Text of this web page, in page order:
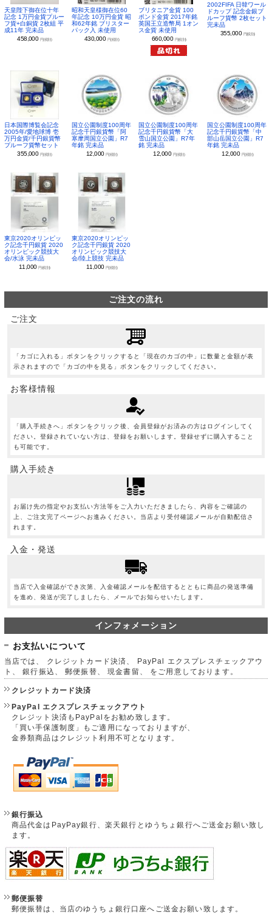
天皇陛下御在位十年
記念 1万円金貨プルー
フ貨+白銅貨 2枚組 平
成11年 完未品
458,000 円(税別)
昭和天皇様御在位60
年記念 10万円金貨 昭
和62年銘 ブリスター
パック入 未使用
430,000 円(税別)
ブリタニア金貨 100
ポンド金貨 2017年銘
英国王立造幣局 1オン
ス金貨 未使用
660,000 円(税別)
2002FIFA 日韓ワール
ドカップ 記念金銀プ
ルーフ貨幣 2枚セット
完未品
355,000 円(税別)
日本国際博覧会記念
2005年/愛地球博 壱
万円金貨/千円銀貨幣
プルーフ貨幣セット
355,000 円(税別)
国立公園制度100周年
記念千円銀貨幣「阿
寒摩周国立公園」R7
年銘 完未品
12,000 円(税別)
国立公園制度100周年
記念千円銀貨幣「大
雪山国立公園」R7年
銘 完未品
12,000 円(税別)
国立公園制度100周年
記念千円銀貨幣「中
部山岳国立公園」R7
年銘 完未品
12,000 円(税別)
東京2020オリンピッ
ク記念千円銀貨 2020
オリンピック競技大
会/水泳 完未品
11,000円(税別)
東京2020オリンピッ
ク記念千円銀貨 2020
オリンピック競技大
会/陸上競技 完未品
11,000 円(税別)
ご注文の流れ
ご注文
「カゴに入れる」ボタンをクリックすると「現在のカゴの中」に数量と金額が表
示されますので「カゴの中を見る」ボタンをクリックしてください。
お客様情報
「購入手続きへ」ボタンをクリック後、会員登録がお済みの方はログインしてく
ださい。登録されていない方は、登録をお願いします。登録せずに購入すること
も可能です。
購入手続き
お届け先の指定やお支払い方法等をご入力いただきましたら、内容をご確認の
上、ご注文完了ページへお進みください。当店より受付確認メールが自動配信さ
れます。
入金・発送
当店で入金確認ができ次第、入金確認メールを配信するとともに商品の発送準備
を進め、発送が完了しましたら、メールでお知らせいたします。
インフォメーション
お支払いについて
当店では、 クレジットカード決済、 PayPal エクスプレスチェックアウ
ト、 銀行振込、 郵便振替、 現金書留、 をご用意しております。
クレジットカード決済
PayPal エクスプレスチェックアウト
クレジット決済もPayPalをお勧め致します。
「買い手保護制度」もご適用になっておりますが、
金券類商品はクレジット利用不可となります。
銀行振込
商品代金はPayPay銀行、楽天銀行とゆうちょ銀行へご送金お願い致し
ます。
郵便振替
郵便振替は、当店のゆうちょ銀行口座へご送金お願い致します。